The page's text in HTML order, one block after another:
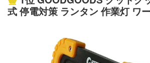
式 停電対策 ランタン 作業灯 ワ
高輝度 20W 2500lm 超軽量 手持
ト 夜間照明 アウトドア 屋外 台